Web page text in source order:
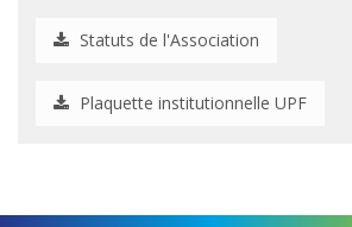
Statuts de l'Association
Plaquette institutionnelle UPF